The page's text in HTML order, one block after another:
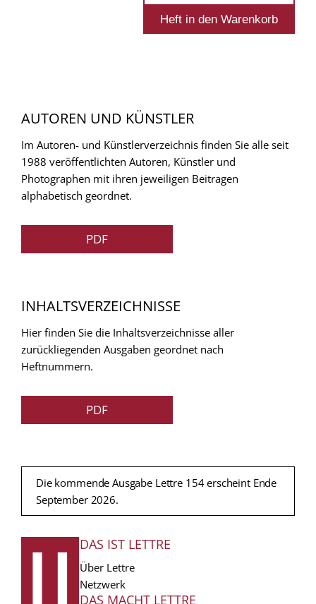
AUTOREN UND KÜNSTLER
Im Autoren- und Künstlerverzeichnis finden Sie alle seit
1988 veröffentlichten Autoren, Künstler und
Photographen mit ihren jeweiligen Beitragen
alphabetisch geordnet.
PDF
INHALTSVERZEICHNISSE
Hier finden Sie die Inhaltsverzeichnisse aller
zurückliegenden Ausgaben geordnet nach
Heftnummern.
PDF
Die kommende Ausgabe Lettre 154 erscheint Ende
September 2026.
FUSSZEILE
DAS IST LETTRE
Über Lettre
Netzwerk
DAS MACHT LETTRE